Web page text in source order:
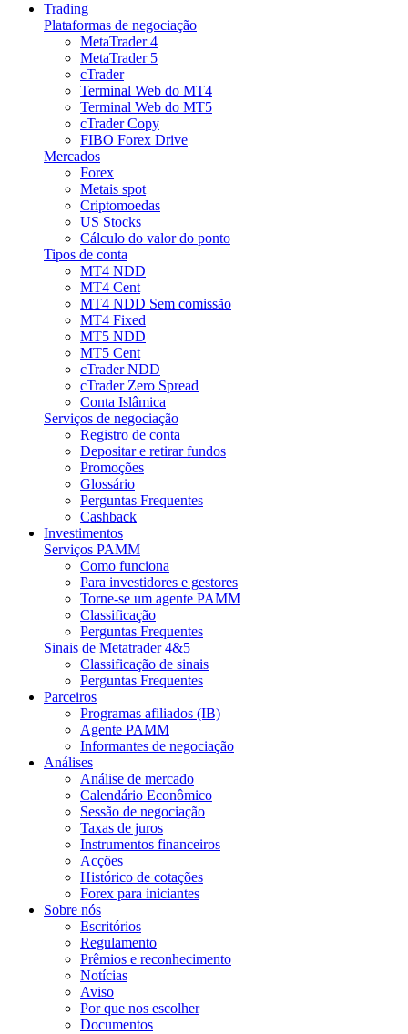
Trading
Plataformas de negociação
MetaTrader 4
MetaTrader 5
cTrader
Terminal Web do MT4
Terminal Web do MT5
cTrader Copy
FIBO Forex Drive
Mercados
Forex
Metais spot
Criptomoedas
US Stocks
Cálculo do valor do ponto
Tipos de conta
MT4 NDD
MT4 Cent
MT4 NDD Sem comissão
MT4 Fixed
MT5 NDD
MT5 Cent
cTrader NDD
cTrader Zero Spread
Conta Islâmica
Serviços de negociação
Registro de conta
Depositar e retirar fundos
Promoções
Glossário
Perguntas Frequentes
Cashback
Investimentos
Serviços PAMM
Como funciona
Para investidores e gestores
Torne-se um agente PAMM
Classificação
Perguntas Frequentes
Sinais de Metatrader 4&5
Classificação de sinais
Perguntas Frequentes
Parceiros
Programas afiliados (IB)
Agente PAMM
Informantes de negociação
Análises
Análise de mercado
Calendário Econômico
Sessão de negociação
Taxas de juros
Instrumentos financeiros
Acções
Histórico de cotações
Forex para iniciantes
Sobre nós
Escritórios
Regulamento
Prêmios e reconhecimento
Notícias
Aviso
Por que nos escolher
Documentos